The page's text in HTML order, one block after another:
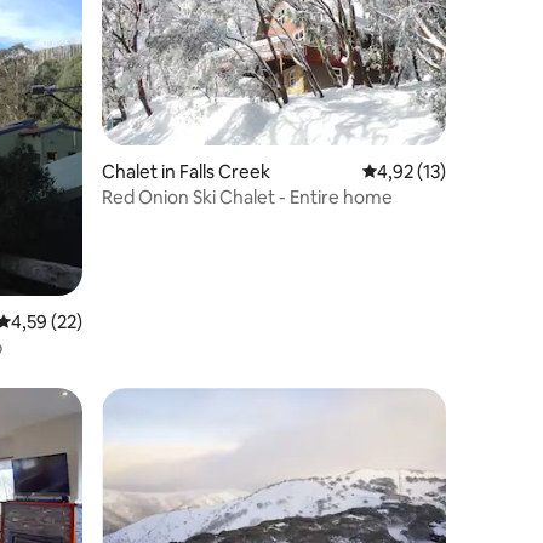
beoordeling van 4,59 op 5, 22 recensies
4,59 (22)
Chalet in Falls Creek Gemiddelde
4,92 (13)
Red Onion Ski Chalet - Entire home